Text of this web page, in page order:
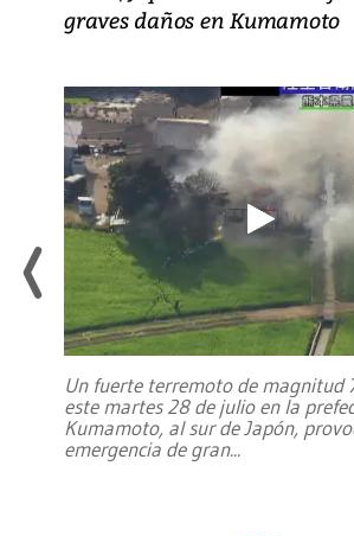
graves daños en Kumamoto
Un fuerte terremoto de magnitud
este martes 28 de julio en la
Kumamoto, al sur de Japón,
emergencia de gran...